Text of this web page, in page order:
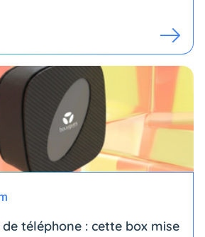
de téléphone : cette box mise